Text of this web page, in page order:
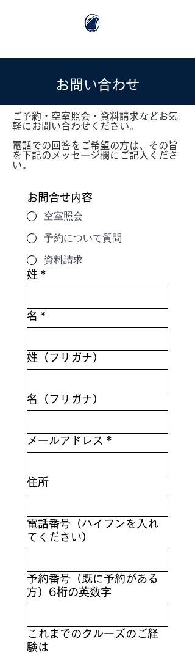
お問い合わせ
ご予約・空室照会・資料請求などお気
軽にお問い合わせください。
電話での回答をご希望の方は、その旨
を下記のメッセージ欄にご記入くださ
い。
お問合せ内容
空室照会
予約について質問
資料請求
姓 *
名 *
姓（フリガナ）
名（フリガナ）
メールアドレス *
住所
電話番号（ハイフンを入れ
てください）
予約番号（既に予約がある
方）6桁の英数字
これまでのクルーズのご経
験は